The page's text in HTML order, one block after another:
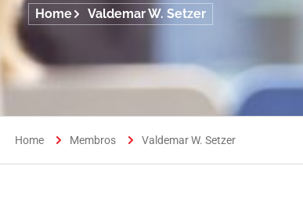
Home Valdemar W. Setzer
Home Membros Valdemar W. Setzer